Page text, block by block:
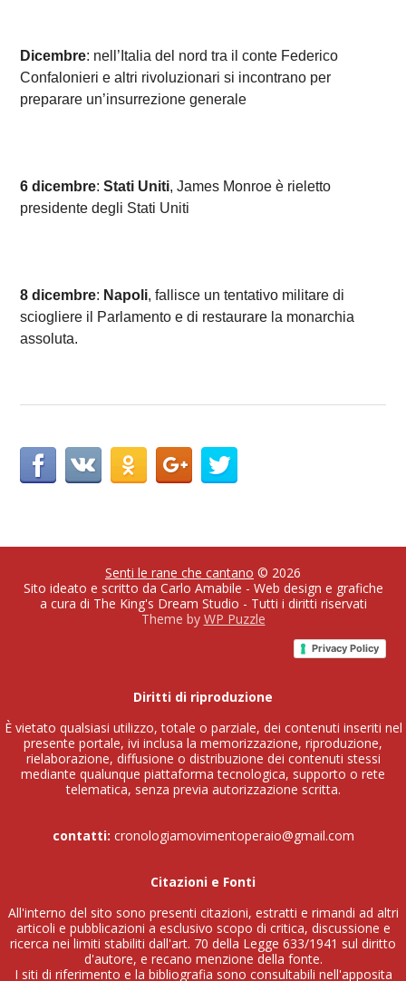
Dicembre: nell’Italia del nord tra il conte Federico
Confalonieri e altri rivoluzionari si incontrano per
preparare un’insurrezione generale
6 dicembre:Stati Uniti, James Monroe è rieletto
presidente degli Stati Uniti
8 dicembre: Napoli, fallisce un tentativo militare di
sciogliere il Parlamento e di restaurare la monarchia
assoluta.
Senti le rane che cantano © 2026
Sito ideato e scritto da Carlo Amabile - Web design e grafiche
a cura di The King's Dream Studio - Tutti i diritti riservati
Theme by WP Puzzle
Privacy Policy
Diritti di riproduzione
È vietato qualsiasi utilizzo, totale o parziale, dei contenuti inseriti nel
presente portale, ivi inclusa la memorizzazione, riproduzione,
rielaborazione, diffusione o distribuzione dei contenuti stessi
mediante qualunque piattaforma tecnologica, supporto o rete
telematica, senza previa autorizzazione scritta.
contatti: cronologiamovimentoperaio@gmail.com
Citazioni e Fonti
All'interno del sito sono presenti citazioni, estratti e rimandi ad altri
articoli e pubblicazioni a esclusivo scopo di critica, discussione e
ricerca nei limiti stabiliti dall'art. 70 della Legge 633/1941 sul diritto
d'autore, e recano menzione della fonte.
I siti di riferimento e la bibliografia sono consultabili nell'apposita